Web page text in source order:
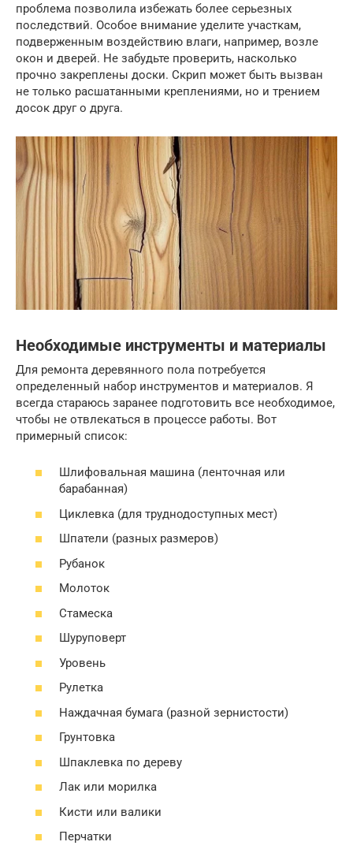
проблема позволила избежать более серьезных
последствий. Особое внимание уделите участкам,
подверженным воздействию влаги, например, возле
окон и дверей. Не забудьте проверить, насколько
прочно закреплены доски. Скрип может быть вызван
не только расшатанными креплениями, но и трением
досок друг о друга.
Необходимые инструменты и материалы
Для ремонта деревянного пола потребуется
определенный набор инструментов и материалов. Я
всегда стараюсь заранее подготовить все необходимое,
чтобы не отвлекаться в процессе работы. Вот
примерный список:
Шлифовальная машина (ленточная или
барабанная)
Циклевка (для труднодоступных мест)
Шпатели (разных размеров)
Рубанок
Молоток
Стамеска
Шуруповерт
Уровень
Рулетка
Наждачная бумага (разной зернистости)
Грунтовка
Шпаклевка по дереву
Лак или морилка
Кисти или валики
Перчатки